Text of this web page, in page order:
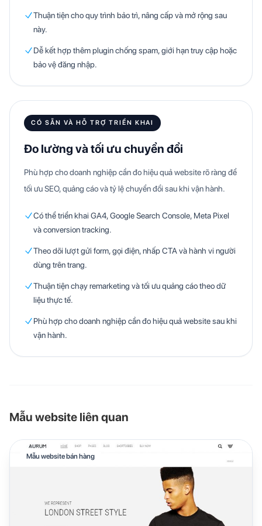
Thuận tiện cho quy trình bảo trì, nâng cấp và mở rộng sau
này.
Dễ kết hợp thêm plugin chống spam, giới hạn truy cập hoặc
bảo vệ đăng nhập.
CÓ SẴN VÀ HỖ TRỢ TRIỂN KHAI
Đo lường và tối ưu chuyển đổi
Phù hợp cho doanh nghiệp cần đo hiệu quả website rõ ràng để
tối ưu SEO, quảng cáo và tỷ lệ chuyển đổi sau khi vận hành.
Có thể triển khai GA4, Google Search Console, Meta Pixel
và conversion tracking.
Theo dõi lượt gửi form, gọi điện, nhấp CTA và hành vi người
dùng trên trang.
Thuận tiện chạy remarketing và tối ưu quảng cáo theo dữ
liệu thực tế.
Phù hợp cho doanh nghiệp cần đo hiệu quả website sau khi
vận hành.
Mẫu website liên quan
Mẫu website bán hàng